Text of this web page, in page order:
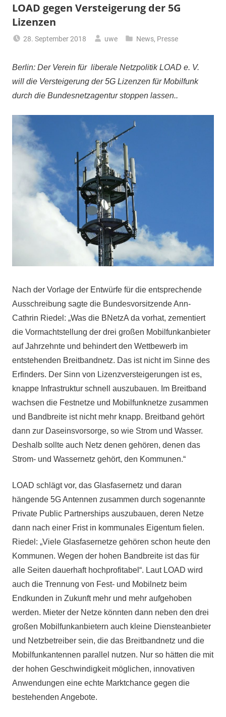
LOAD gegen Versteigerung der 5G
Lizenzen
28. September 2018 uwe News, Presse
Berlin: Der Verein für liberale Netzpolitik LOAD e. V.
will die Versteigerung der 5G Lizenzen für Mobilfunk
durch die Bundesnetzagentur stoppen lassen..
Nach der Vorlage der Entwürfe für die entsprechende
Ausschreibung sagte die Bundesvorsitzende Ann-
Cathrin Riedel: „Was die BNetzA da vorhat, zementiert
die Vormachtstellung der drei großen Mobilfunkanbieter
auf Jahrzehnte und behindert den Wettbewerb im
entstehenden Breitbandnetz. Das ist nicht im Sinne des
Erfinders. Der Sinn von Lizenzversteigerungen ist es,
knappe Infrastruktur schnell auszubauen. Im Breitband
wachsen die Festnetze und Mobilfunknetze zusammen
und Bandbreite ist nicht mehr knapp. Breitband gehört
dann zur Daseinsvorsorge, so wie Strom und Wasser.
Deshalb sollte auch Netz denen gehören, denen das
Strom- und Wassernetz gehört, den Kommunen.“
LOAD schlägt vor, das Glasfasernetz und daran
hängende 5G Antennen zusammen durch sogenannte
Private Public Partnerships auszubauen, deren Netze
dann nach einer Frist in kommunales Eigentum fielen.
Riedel: „Viele Glasfasernetze gehören schon heute den
Kommunen. Wegen der hohen Bandbreite ist das für
alle Seiten dauerhaft hochprofitabel“. Laut LOAD wird
auch die Trennung von Fest- und Mobilnetz beim
Endkunden in Zukunft mehr und mehr aufgehoben
werden. Mieter der Netze könnten dann neben den drei
großen Mobilfunkanbietern auch kleine Diensteanbieter
und Netzbetreiber sein, die das Breitbandnetz und die
Mobilfunkantennen parallel nutzen. Nur so hätten die mit
der hohen Geschwindigkeit möglichen, innovativen
Anwendungen eine echte Marktchance gegen die
bestehenden Angebote.